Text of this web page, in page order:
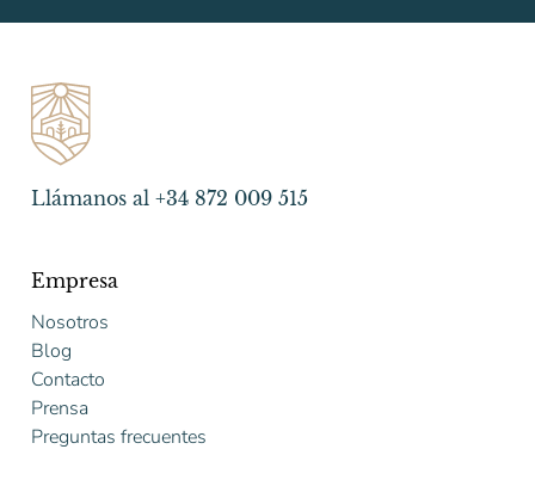
Llámanos al +34 872 009 515
Empresa
Nosotros
Blog
Contacto
Prensa
Preguntas frecuentes